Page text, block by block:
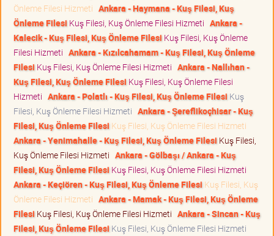
Önleme Filesi Hizmeti Ankara - Haymana - Kuş Filesi, Kuş
Önleme Filesi Kuş Filesi, Kuş Önleme Filesi Hizmeti Ankara -
Kalecik - Kuş Filesi, Kuş Önleme Filesi Kuş Filesi, Kuş Önleme
Filesi Hizmeti Ankara - Kızılcahamam - Kuş Filesi, Kuş Önleme
Filesi Kuş Filesi, Kuş Önleme Filesi Hizmeti Ankara - Nallıhan -
Kuş Filesi, Kuş Önleme Filesi Kuş Filesi, Kuş Önleme Filesi
Hizmeti Ankara - Polatlı - Kuş Filesi, Kuş Önleme Filesi Kuş
Filesi, Kuş Önleme Filesi Hizmeti Ankara - Şereflikoçhisar - Kuş
Filesi, Kuş Önleme Filesi Kuş Filesi, Kuş Önleme Filesi Hizmeti
Ankara - Yenimahalle - Kuş Filesi, Kuş Önleme Filesi Kuş Filesi,
Kuş Önleme Filesi Hizmeti Ankara - Gölbaşı / Ankara - Kuş
Filesi, Kuş Önleme Filesi Kuş Filesi, Kuş Önleme Filesi Hizmeti
Ankara - Keçiören - Kuş Filesi, Kuş Önleme Filesi Kuş Filesi, Kuş
Önleme Filesi Hizmeti Ankara - Mamak - Kuş Filesi, Kuş Önleme
Filesi Kuş Filesi, Kuş Önleme Filesi Hizmeti Ankara - Sincan - Kuş
Filesi, Kuş Önleme Filesi Kuş Filesi, Kuş Önleme Filesi Hizmeti